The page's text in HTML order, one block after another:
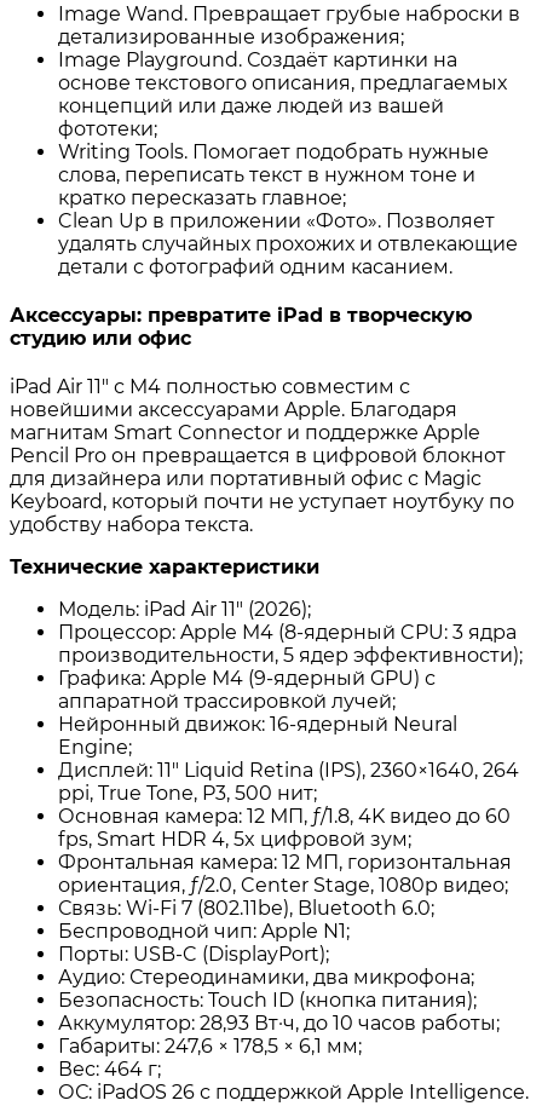
Image Wand. Превращает грубые наброски в
детализированные изображения;
Image Playground. Создаёт картинки на
основе текстового описания, предлагаемых
концепций или даже людей из вашей
фототеки;
Writing Tools. Помогает подобрать нужные
слова, переписать текст в нужном тоне и
кратко пересказать главное;
Clean Up в приложении «Фото». Позволяет
удалять случайных прохожих и отвлекающие
детали с фотографий одним касанием.
Аксессуары: превратите iPad в творческую
студию или офис
iPad Air 11″ с M4 полностью совместим с
новейшими аксессуарами Apple. Благодаря
магнитам Smart Connector и поддержке Apple
Pencil Pro он превращается в цифровой блокнот
для дизайнера или портативный офис с Magic
Keyboard, который почти не уступает ноутбуку по
удобству набора текста.
Технические характеристики
Модель: iPad Air 11″ (2026);
Процессор: Apple M4 (8‑ядерный CPU: 3 ядра
производительности, 5 ядер эффективности);
Графика: Apple M4 (9‑ядерный GPU) с
аппаратной трассировкой лучей;
Нейронный движок: 16‑ядерный Neural
Engine;
Дисплей: 11″ Liquid Retina (IPS), 2360×1640, 264
ppi, True Tone, P3, 500 нит;
Основная камера: 12 МП, ƒ/1.8, 4K видео до 60
fps, Smart HDR 4, 5x цифровой зум;
Фронтальная камера: 12 МП, горизонтальная
ориентация, ƒ/2.0, Center Stage, 1080p видео;
Связь: Wi‑Fi 7 (802.11be), Bluetooth 6.0;
Беспроводной чип: Apple N1;
Порты: USB‑C (DisplayPort);
Аудио: Стереодинамики, два микрофона;
Безопасность: Touch ID (кнопка питания);
Аккумулятор: 28,93 Вт·ч, до 10 часов работы;
Габариты: 247,6 × 178,5 × 6,1 мм;
Вес: 464 г;
ОС: iPadOS 26 с поддержкой Apple Intelligence.